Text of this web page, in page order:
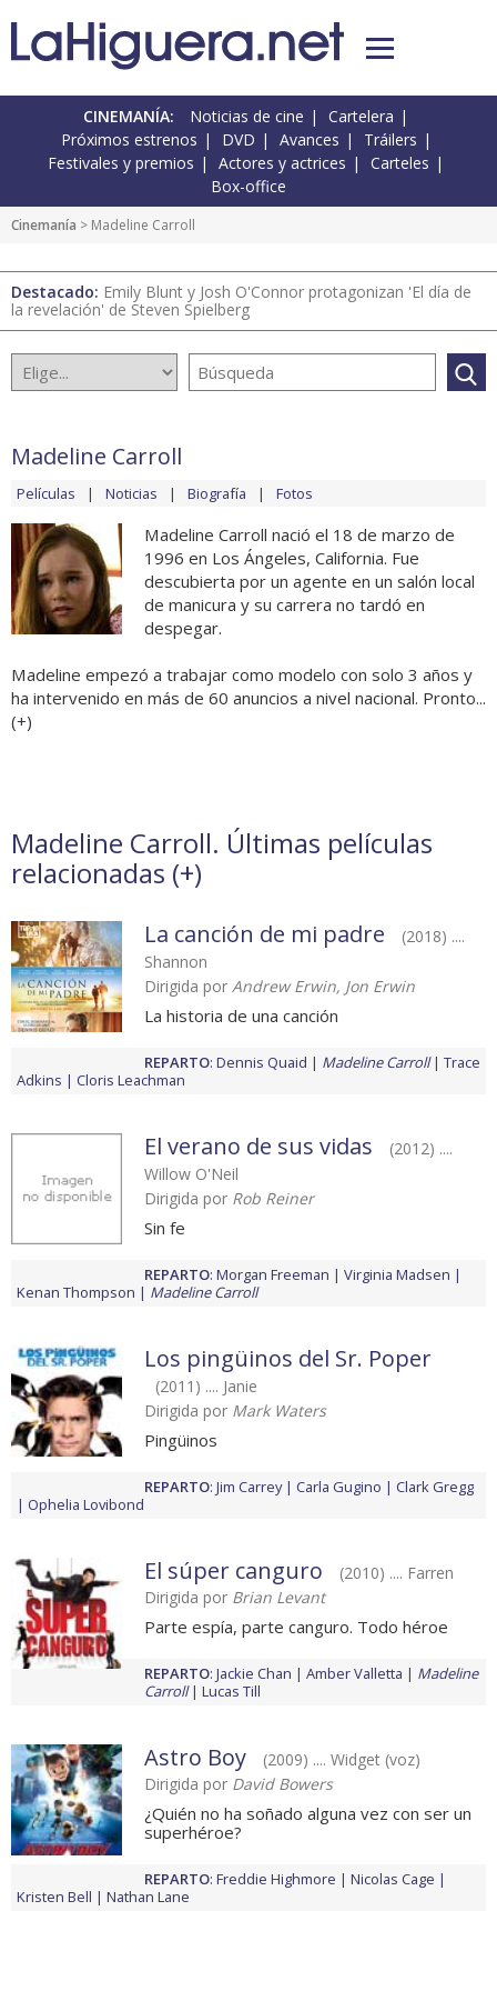
CINEMANÍA: Noticias de cine
Cartelera
Próximos estrenos
DVD Avances
Tráilers
Festivales y premios
Actores y actrices
Carteles
Box-office
Cinemanía > Madeline Carroll
Destacado: Emily Blunt y Josh O'Connor protagonizan 'El día de
la revelación' de Steven Spielberg
Madeline Carroll
Películas Noticias Biografía Fotos
Madeline Carroll nació el 18 de marzo de
1996 en Los Ángeles, California. Fue
descubierta por un agente en un salón local
de manicura y su carrera no tardó en
despegar.
Madeline empezó a trabajar como modelo con solo 3 años y
ha intervenido en más de 60 anuncios a nivel nacional. Pronto...
(+)
Madeline Carroll. Últimas películas
relacionadas (+)
La canción de mi padre
(2018) ....
Shannon
Dirigida por Andrew Erwin, Jon Erwin
La historia de una canción
REPARTO: Dennis Quaid Madeline Carroll
Trace
Adkins
Cloris Leachman
El verano de sus vidas
(2012) ....
Willow O'Neil
Dirigida por Rob Reiner
Sin fe
REPARTO: Morgan Freeman
Virginia Madsen
Kenan Thompson
Madeline Carroll
Los pingüinos del Sr. Poper
(2011) .... Janie
Dirigida por Mark Waters
Pingüinos
REPARTO: Jim Carrey Carla Gugino
Clark Gregg
Ophelia Lovibond
El súper canguro
(2010) .... Farren
Dirigida por Brian Levant
Parte espía, parte canguro. Todo héroe
REPARTO: Jackie Chan Amber Valletta
Madeline
Carroll
Lucas Till
Astro Boy
(2009) .... Widget (voz)
Dirigida por David Bowers
¿Quién no ha soñado alguna vez con ser un
superhéroe?
REPARTO: Freddie Highmore
Nicolas Cage
Kristen Bell
Nathan Lane